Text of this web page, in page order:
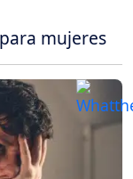
mujeres